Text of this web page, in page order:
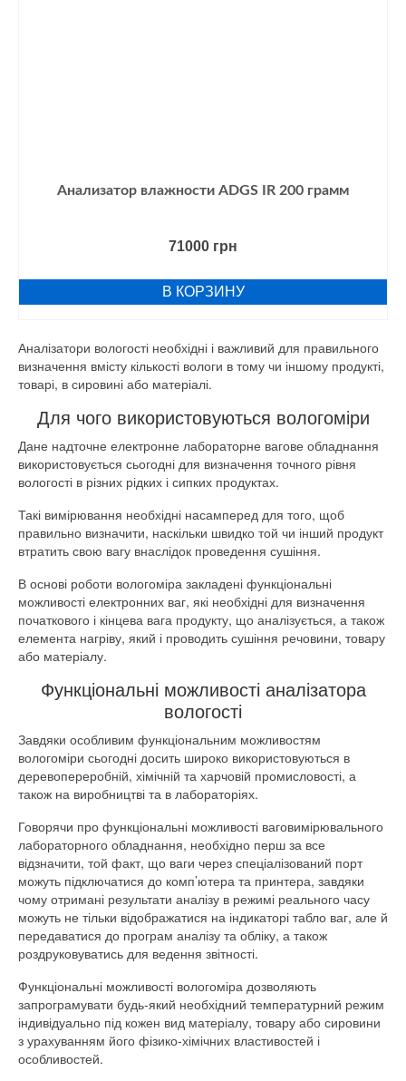
Анализатор влажности ADGS IR 200 грамм
71000 грн
В КОРЗИНУ
Аналізатори вологості необхідні і важливий для правильного
визначення вмісту кількості вологи в тому чи іншому продукті,
товарі, в сировині або матеріалі.
Для чого використовуються вологоміри
Дане надточне електронне лабораторне вагове обладнання
використовується сьогодні для визначення точного рівня
вологості в різних рідких і сипких продуктах.
Такі вимірювання необхідні насамперед для того, щоб
правильно визначити, наскільки швидко той чи інший продукт
втратить свою вагу внаслідок проведення сушіння.
В основі роботи вологоміра закладені функціональні
можливості електронних ваг, які необхідні для визначення
початкового і кінцева вага продукту, що аналізується, а також
елемента нагріву, який і проводить сушіння речовини, товару
або матеріалу.
Функціональні можливості аналізатора
вологості
Завдяки особливим функціональним можливостям
вологоміри сьогодні досить широко використовуються в
деревопереробній, хімічній та харчовій промисловості, а
також на виробництві та в лабораторіях.
Говорячи про функціональні можливості ваговимірювального
лабораторного обладнання, необхідно перш за все
відзначити, той факт, що ваги через спеціалізований порт
можуть підключатися до комп’ютера та принтера, завдяки
чому отримані результати аналізу в режимі реального часу
можуть не тільки відображатися на індикаторі табло ваг, але й
передаватися до програм аналізу та обліку, а також
роздруковуватись для ведення звітності.
Функціональні можливості вологоміра дозволяють
запрограмувати будь-який необхідний температурний режим
індивідуально під кожен вид матеріалу, товару або сировини
з урахуванням його фізико-хімічних властивостей і
особливостей.